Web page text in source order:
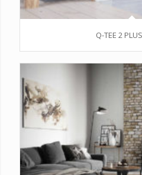
Q-TEE 2